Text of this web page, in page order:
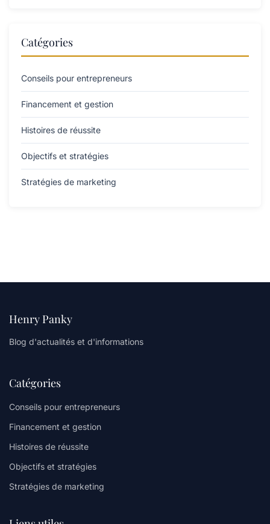
Catégories
Conseils pour entrepreneurs
Financement et gestion
Histoires de réussite
Objectifs et stratégies
Stratégies de marketing
Henry Panky
Blog d'actualités et d'informations
Catégories
Conseils pour entrepreneurs
Financement et gestion
Histoires de réussite
Objectifs et stratégies
Stratégies de marketing